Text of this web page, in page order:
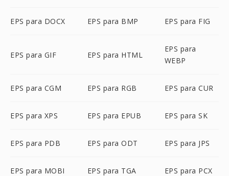
EPS para DOCX EPS para BMP EPS para FIG
EPS para GIF EPS para HTML
EPS para
WEBP
EPS para CGM EPS para RGB EPS para CUR
EPS para XPS EPS para EPUB EPS para SK
EPS para PDB EPS para ODT EPS para JPS
EPS para MOBI EPS para TGA EPS para PCX